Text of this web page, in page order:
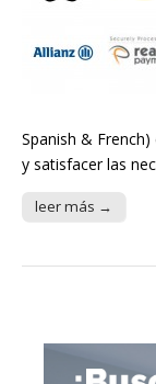
Spanish &
y satisfacer las
leer más →